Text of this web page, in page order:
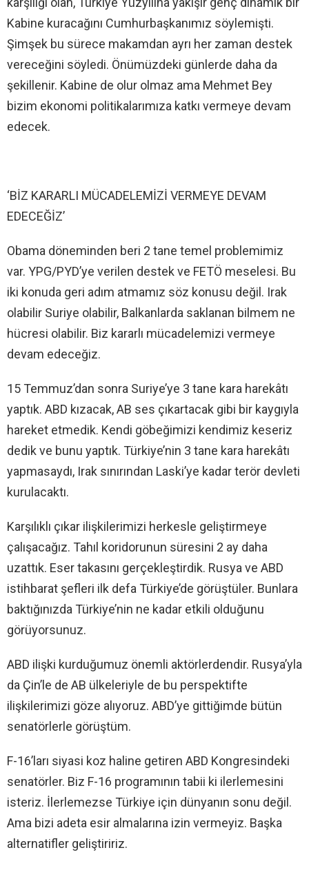
Kabine kuracağını Cumhurbaşkanımız söylemişti.
Şimşek bu sürece makamdan ayrı her zaman destek
vereceğini söyledi. Önümüzdeki günlerde daha da
şekillenir. Kabine de olur olmaz ama Mehmet Bey
bizim ekonomi politikalarımıza katkı vermeye devam
edecek.
‘BİZ KARARLI MÜCADELEMİZİ VERMEYE DEVAM
EDECEĞİZ’
Obama döneminden beri 2 tane temel problemimiz
var. YPG/PYD’ye verilen destek ve FETÖ meselesi. Bu
iki konuda geri adım atmamız söz konusu değil. Irak
olabilir Suriye olabilir, Balkanlarda saklanan bilmem ne
hücresi olabilir. Biz kararlı mücadelemizi vermeye
devam edeceğiz.
15 Temmuz’dan sonra Suriye’ye 3 tane kara harekâtı
yaptık. ABD kızacak, AB ses çıkartacak gibi bir kaygıyla
hareket etmedik. Kendi göbeğimizi kendimiz keseriz
dedik ve bunu yaptık. Türkiye’nin 3 tane kara harekâtı
yapmasaydı, Irak sınırından Laski’ye kadar terör devleti
kurulacaktı.
Karşılıklı çıkar ilişkilerimizi herkesle geliştirmeye
çalışacağız. Tahıl koridorunun süresini 2 ay daha
uzattık. Eser takasını gerçekleştirdik. Rusya ve ABD
istihbarat şefleri ilk defa Türkiye’de görüştüler. Bunlara
baktığınızda Türkiye’nin ne kadar etkili olduğunu
görüyorsunuz.
ABD ilişki kurduğumuz önemli aktörlerdendir. Rusya’yla
da Çin’le de AB ülkeleriyle de bu perspektifte
ilişkilerimizi göze alıyoruz. ABD’ye gittiğimde bütün
senatörlerle görüştüm.
F-16’ları siyasi koz haline getiren ABD Kongresindeki
senatörler. Biz F-16 programının tabii ki ilerlemesini
isteriz. İlerlemezse Türkiye için dünyanın sonu değil.
Ama bizi adeta esir almalarına izin vermeyiz. Başka
alternatifler geliştiririz.